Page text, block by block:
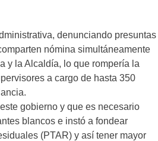
denunciando presuntas
nómina simultáneamente
y la Alcaldía, lo que rompería la
a cargo de hasta 350
gobierno y que es necesario
blancos e instó a fondear
(PTAR) y así tener mayor